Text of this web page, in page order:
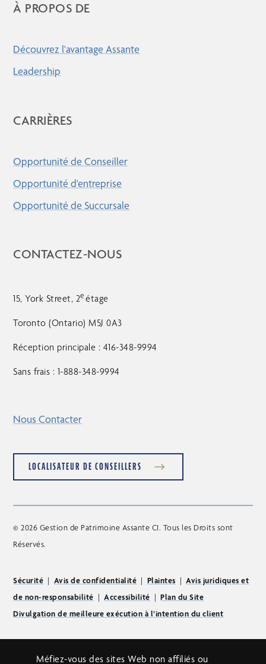
À PROPOS DE
Découvrez l'avantage Assante
Leadership
CARRIÈRES
Opportunité de Conseiller
Opportunité d'entreprise
Opportunité de Succursale
CONTACTEZ-NOUS
15, York Street, 2e étage
Toronto (Ontario) M5J 0A3
Réception principale : 416-348-9994
Sans frais : 1-888-348-9994
Nous Contacter
LOCALISATEUR DE CONSEILLERS
© 2026 Gestion de Patrimoine Assante CI. Tous les Droits sont
Réservés.
Sécurité | Avis de confidentialité | Plaintes |Avis juridiques et
de non-responsabilité |Accessibilité |Plan du Site
Divulgation de meilleure exécution à l’intention du client
Méfiez-vous des sites Web non affiliés ou